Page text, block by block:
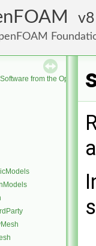
8
from the